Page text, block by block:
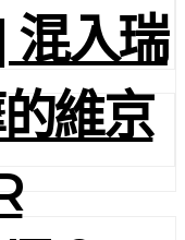
混入瑞
維京